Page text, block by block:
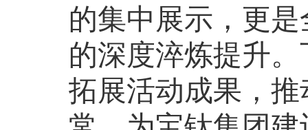
的集中展示，更
的深度淬炼提升
拓展活动成果，